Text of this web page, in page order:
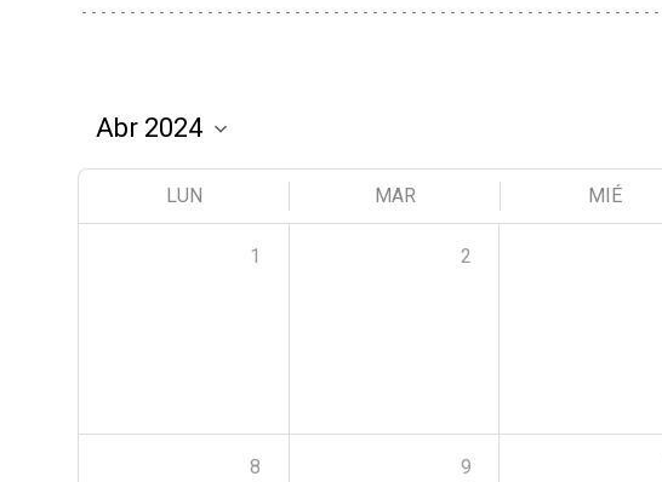
LUN MAR MIÉ
1 2
8 9